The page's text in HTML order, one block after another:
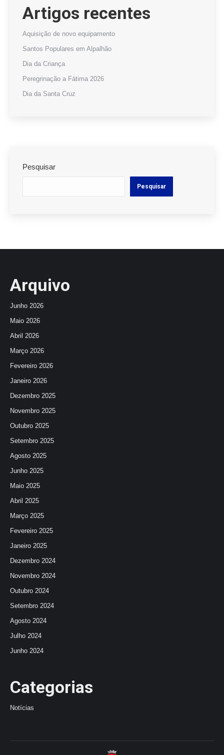
Artigos recentes
Aquisição de novo equipamento
Santos Populares em Alpalhão
Dia da Criança
Peregrinação a Fátima 2026
Dia da Santa Cruz
Pesquisar
Pesquisar
Arquivo
Junho 2026
Maio 2026
Abril 2026
Março 2026
Fevereiro 2026
Janeiro 2026
Dezembro 2025
Novembro 2025
Outubro 2025
Setembro 2025
Agosto 2025
Junho 2025
Maio 2025
Abril 2025
Março 2025
Fevereiro 2025
Janeiro 2025
Dezembro 2024
Novembro 2024
Outubro 2024
Setembro 2024
Agosto 2024
Julho 2024
Junho 2024
Categorias
Notícias